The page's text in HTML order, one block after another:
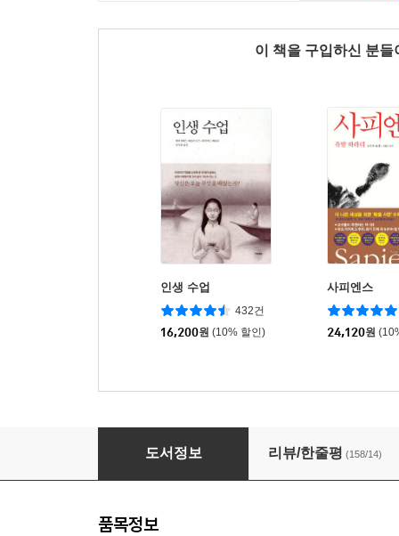
이 책을 구입하신 분
인생 수업
432건
16,200원 (10% 할인)
사피엔스
24,120원
하워드의 선물
도서정보 리뷰/한줄평 (158/14)
품목정보